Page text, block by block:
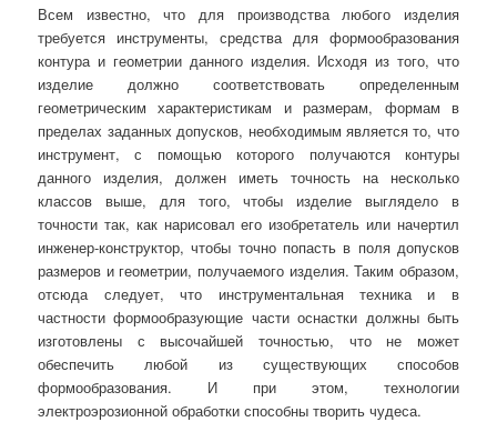
Всем известно, что для производства любого изделия
требуется инструменты, средства для формообразования
контура и геометрии данного изделия. Исходя из того, что
изделие должно соответствовать определенным
геометрическим характеристикам и размерам, формам в
пределах заданных допусков, необходимым является то, что
инструмент, с помощью которого получаются контуры
данного изделия, должен иметь точность на несколько
классов выше, для того, чтобы изделие выглядело в
точности так, как нарисовал его изобретатель или начертил
инженер-конструктор, чтобы точно попасть в поля допусков
размеров и геометрии, получаемого изделия. Таким образом,
отсюда следует, что инструментальная техника и в
частности формообразующие части оснастки должны быть
изготовлены с высочайшей точностью, что не может
обеспечить любой из существующих способов
формообразования. И при этом, технологии
электроэрозионной обработки способны творить чудеса.